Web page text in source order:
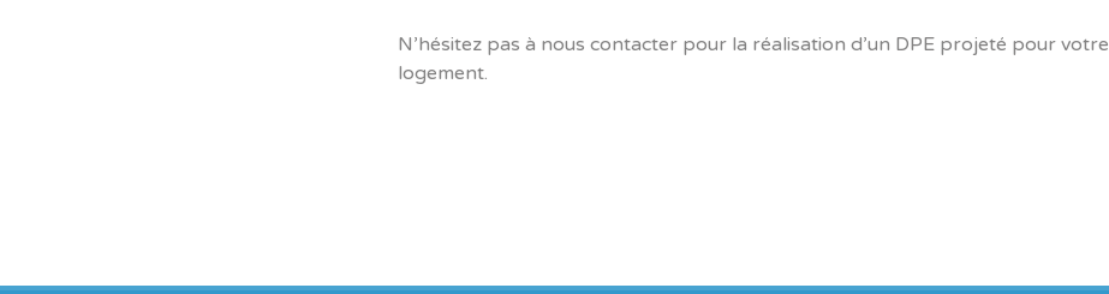
N’hésitez pas à nous contacter pour la réalisation d’un DPE projeté pour votre
logement.